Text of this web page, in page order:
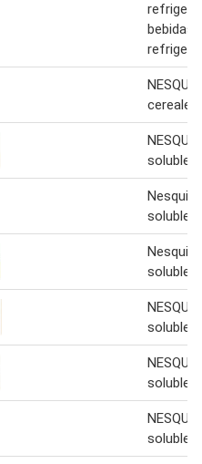
bebidas
cereales
soluble
Nesquik
soluble
Nesquik
soluble
soluble
soluble
soluble